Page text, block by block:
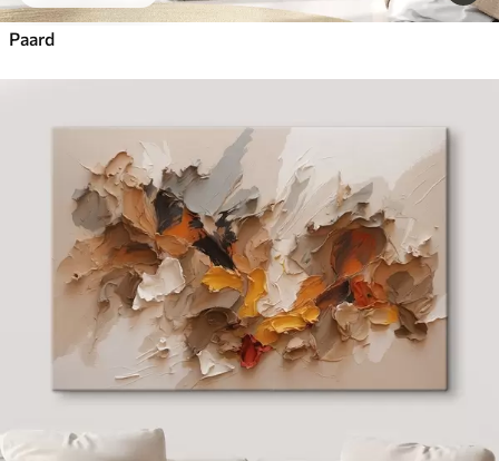
Paard